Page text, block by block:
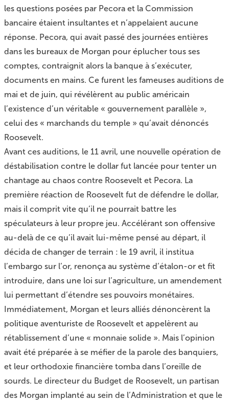
les questions posées par Pecora et la Commission
bancaire étaient insultantes et n’appelaient aucune
réponse. Pecora, qui avait passé des journées entières
dans les bureaux de Morgan pour éplucher tous ses
comptes, contraignit alors la banque à s’exécuter,
documents en mains. Ce furent les fameuses auditions de
mai et de juin, qui révélèrent au public américain
l’existence d’un véritable « gouvernement parallèle »,
celui des « marchands du temple » qu’avait dénoncés
Roosevelt.
Avant ces auditions, le 11 avril, une nouvelle opération de
déstabilisation contre le dollar fut lancée pour tenter un
chantage au chaos contre Roosevelt et Pecora. La
première réaction de Roosevelt fut de défendre le dollar,
mais il comprit vite qu’il ne pourrait battre les
spéculateurs à leur propre jeu. Accélérant son offensive
au-delà de ce qu’il avait lui-même pensé au départ, il
décida de changer de terrain : le 19 avril, il institua
l’embargo sur l’or, renonça au système d’étalon-or et fit
introduire, dans une loi sur l’agriculture, un amendement
lui permettant d’étendre ses pouvoirs monétaires.
Immédiatement, Morgan et leurs alliés dénoncèrent la
politique aventuriste de Roosevelt et appelèrent au
rétablissement d’une « monnaie solide ». Mais l’opinion
avait été préparée à se méfier de la parole des banquiers,
et leur orthodoxie financière tomba dans l’oreille de
sourds. Le directeur du Budget de Roosevelt, un partisan
des Morgan implanté au sein de l’Administration et que le